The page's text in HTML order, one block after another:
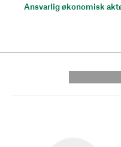
Ansvarlig økonomisk